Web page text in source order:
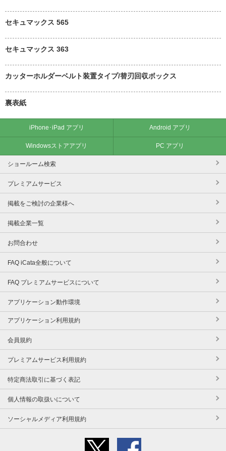
セキュマックス 565
セキュマックス 363
カッターホルダーベルト装置タイプ/替刃回収ボックス
裏表紙
iPhone･iPad アプリ Android アプリ
Windowsストアアプリ PC アプリ
ショールーム検索
プレミアムサービス
掲載をご検討の企業様へ
掲載企業一覧
お問合わせ
FAQ iCata全般について
FAQ プレミアムサービスについて
アプリケーション動作環境
アプリケーション利用規約
会員規約
プレミアムサービス利用規約
特定商法取引に基づく表記
個人情報の取扱いについて
ソーシャルメディア利用規約